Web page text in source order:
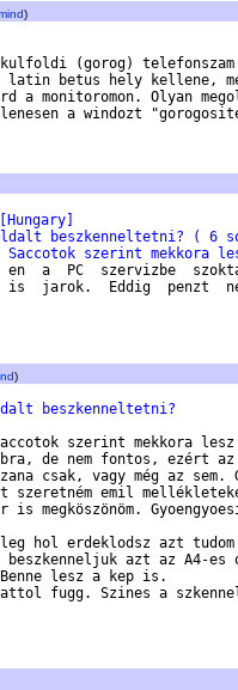
)
(gorog)
latin betus hely kellene,
a monitoromon. Olyan
a windozt
[Hungary]
beszkenneltetni? ( 6
szerint mekkora
a  PC  szervizbe
is  jarok.  Eddig  penzt
)
beszkenneltetni?
szerint mekkora lesz
de nem fontos, ezért
csak, vagy még az sem.
szeretném emil
megköszönöm.
hol erdeklodsz azt
azt az A4-es
lesz a kep is.
attol fugg. Szines a